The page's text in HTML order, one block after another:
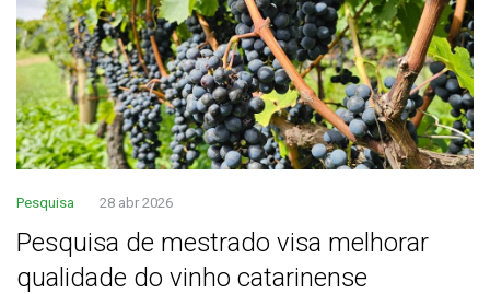
Pesquisa 28 abr 2026
Pesquisa de mestrado visa melhorar
qualidade do vinho catarinense